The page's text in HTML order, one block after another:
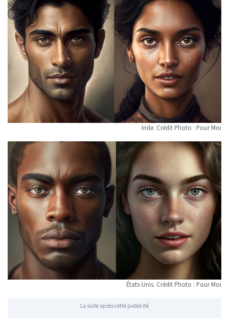
Inde. Crédit Photo : Pour Moi
États-Unis. Crédit Photo : Pour Moi
La suite après cette publicité